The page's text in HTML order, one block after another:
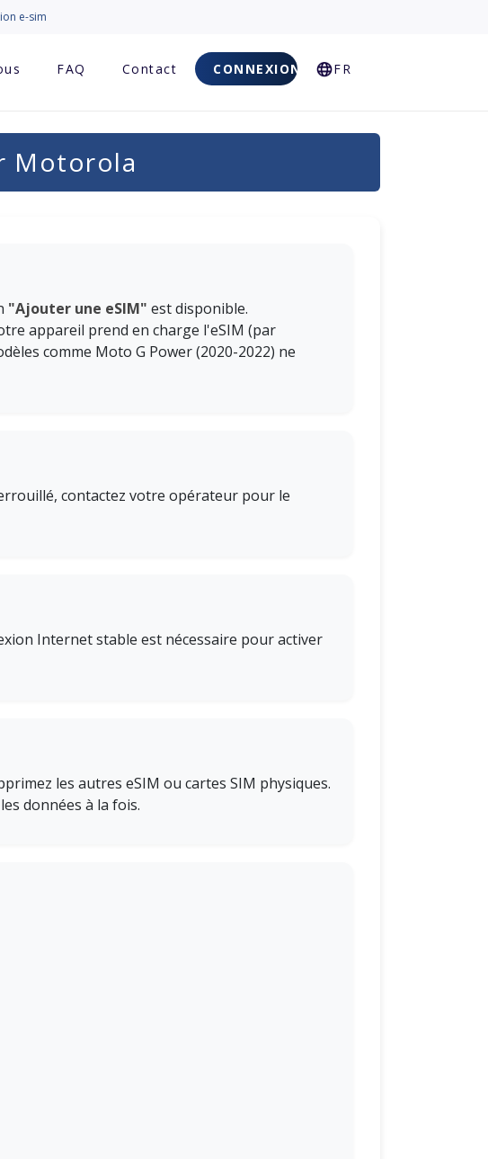
e-sim
FAQ Contact CONNEXION FR
Motorola
"Ajouter une eSIM" est disponible.
appareil prend en charge l'eSIM (par
comme Moto G Power (2020-2022) ne
contactez votre opérateur pour le
Internet stable est nécessaire pour activer
les autres eSIM ou cartes SIM physiques.
données à la fois.